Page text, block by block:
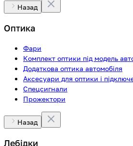
Назад
Оптика
Фари
Комплект оптики під модель
Додаткова оптика автомобіля
Аксесуари для оптики і
Спецсигнали
Прожектори
Назад
Лебідки